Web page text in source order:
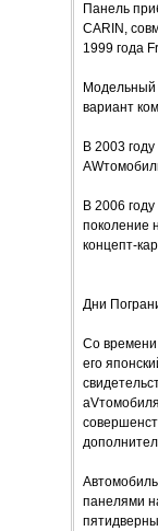
Панель
CARIN,
1999 года
Модельный
вариант
В 2003
В 2006
поколение
концепт-
Дни
Со времени
его
панелями